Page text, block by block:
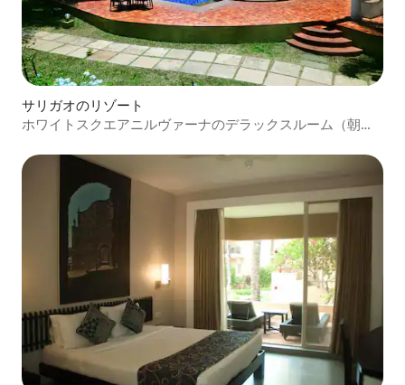
サリガオのリゾート
ホワイトスクエアニルヴァーナのデラックスルーム（朝食